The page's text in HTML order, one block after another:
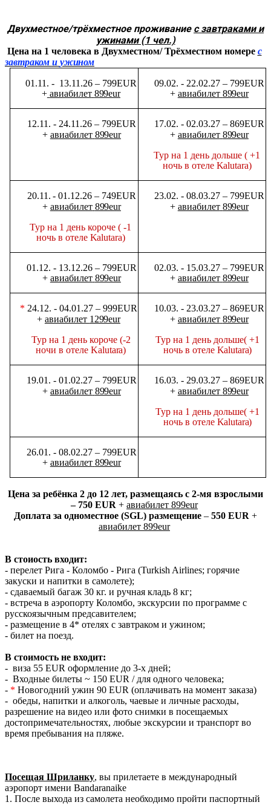
Двухместное/трёхместное проживание с завтраками и
ужинами (1 чел.)
Цена на 1 человека в Двухместном/ Трёхместном номере с
завтраком и ужином
01.11. - 13.11.26 – 799EUR
+ авиабилет 899eur
09.02. - 22.02.27 – 799EUR
+ авиабилет 899eur
12.11. - 24.11.26 – 799EUR
+ авиабилет 899eur
17.02. - 02.03.27 – 869EUR
+ авиабилет 899eur
Тур на 1 день дольше ( +1
ночь в отеле Kalutara)
20.11. - 01.12.26 – 749EUR
+ авиабилет 899eur
Тур на 1 день короче ( -1
ночь в отеле Kalutara)
23.02. - 08.03.27 – 799EUR
+ авиабилет 899eur
01.12. - 13.12.26 – 799EUR
+ авиабилет 899eur
02.03. - 15.03.27 – 799EUR
+ авиабилет 899eur
* 24.12. - 04.01.27 – 999EUR
+ авиабилет 1299eur
Тур на 1 день короче (-2
ночи в отелеKalutara)
10.03. - 23.03.27 – 869EUR
+ авиабилет 899eur
Тур на 1 день дольше( +1
ночь в отеле Kalutara)
19.01. - 01.02.27 – 799EUR
+ авиабилет 899eur
16.03. - 29.03.27 – 869EUR
+ авиабилет 899eur
Тур на 1 день дольше( +1
ночь в отеле Kalutara)
26.01. - 08.02.27 – 799EUR
+ авиабилет 899eur
Цена за ребёнка 2 до 12 лет, размещаясь с 2-мя взрослыми
– 750 EUR + авиабилет 899eur
Доплата за одноместное (SGL) размещение – 550 EUR +
авиабилет 899eur
В стоиость входит:
- перелет Рига - Коломбо - Рига (Turkish Airlines; горячие
закуски и напитки в самолете);
- сдаваемый багаж 30 кг. и ручная кладь 8 кг;
- встреча в аэропорту Коломбо, экскурсии по программе с
русскоязычным предсавителем;
- размещение в 4* отелях с завтраком и ужином;
- билет на поезд.
В стоимость не входит:
- виза 55 EUR оформление до 3-х дней;
- Входные билеты ~ 150 EUR / для одного человека;
- * Новогодний ужин 90 EUR (оплачивать на момент заказа)
- oбеды, напитки и алкоголь, чаевые и личные расходы,
разрешение на видео или фото снимки в посещаемых
достопримечательностях, любые экскурсии и транспорт во
время пребывания на пляже.
Посещая Шриланку, вы прилетаете в международный
аэропорт имени Bandaranaike
1. После выхода из самолета необходимо пройти паспортный